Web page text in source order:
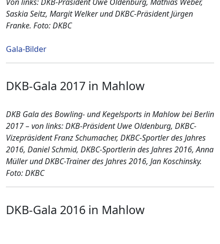
Saskia Seitz, Margit Welker und DKBC-Präsident Jürgen
Franke. Foto: DKBC
Gala-Bilder
DKB-Gala 2017 in Mahlow
DKB Gala des Bowling- und Kegelsports in Mahlow bei Berlin
2017 – von links: DKB-Präsident Uwe Oldenburg, DKBC-
Vizepräsident Franz Schumacher, DKBC-Sportler des Jahres
2016, Daniel Schmid, DKBC-Sportlerin des Jahres 2016, Anna
Müller und DKBC-Trainer des Jahres 2016, Jan Koschinsky.
Foto: DKBC
DKB-Gala 2016 in Mahlow